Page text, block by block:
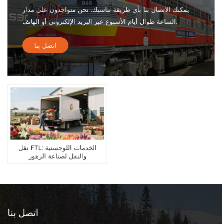
يمكنك الاتصال بنا بأي طريقة تناسبك. نحن متواجدون على مدار
الساعة طوال أيام الأسبوع عبر البريد الإلكتروني أو الهاتف.
اتصل بنا
نقل FTL: الخدمات اللوجستية
والنقل لصناعة الزهور
اتصل بنا